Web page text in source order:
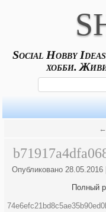
Social Hobby
хобби.
←
Опубликовано 28.05.2016
Полный